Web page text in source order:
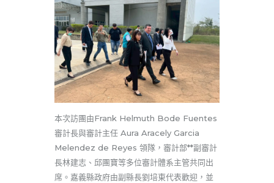
本次訪團由Frank Helmuth Bode Fuentes
審計長與審計主任 Aura Aracely Garcia
Melendez de Reyes 領隊， 審計部**副審計
長林建志、邱團寶等多位審計體系主管共同出
席。嘉義縣政府由副縣長劉培東代表歡迎，並